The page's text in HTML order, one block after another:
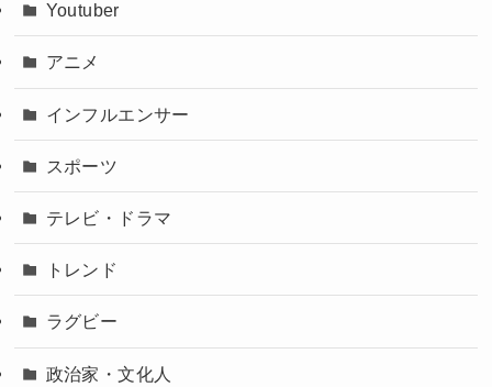
Youtuber
アニメ
インフルエンサー
スポーツ
テレビ・ドラマ
トレンド
ラグビー
政治家・文化人